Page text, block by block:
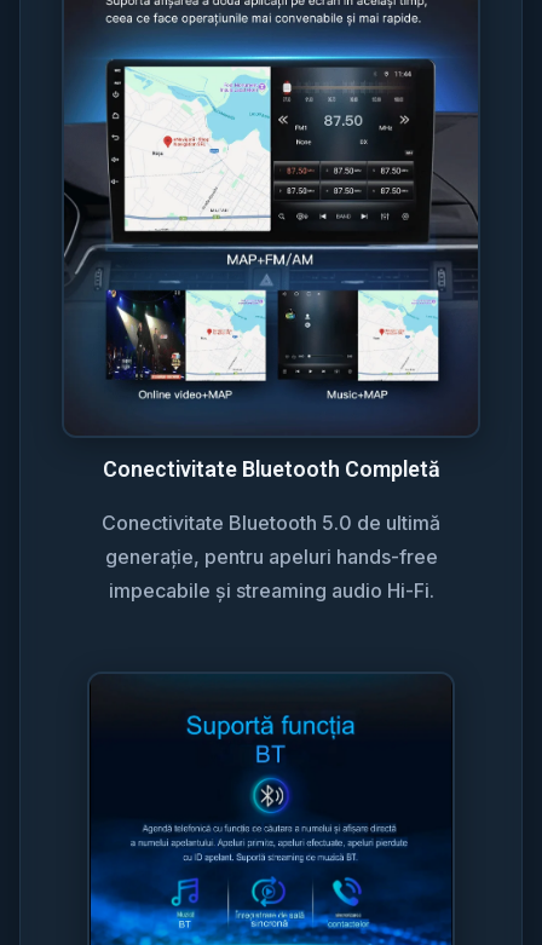
Conectivitate Bluetooth Completă
Conectivitate Bluetooth 5.0 de ultimă
generație, pentru apeluri hands-free
impecabile și streaming audio Hi-Fi.